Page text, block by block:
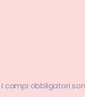
I campi obbligatori